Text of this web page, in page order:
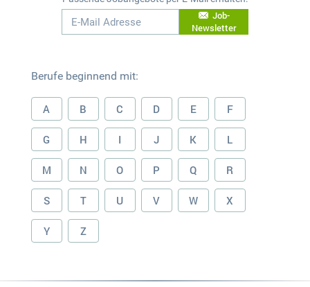
Job-
Newsletter
Berufe beginnend mit:
A B C D E F
G H I J K L
M N O P Q R
S T U V W X
Y Z